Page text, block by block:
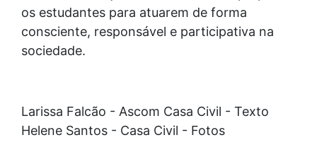
os estudantes para atuarem de forma
consciente, responsável e participativa na
sociedade.
Larissa Falcão - Ascom Casa Civil - Texto
Helene Santos - Casa Civil - Fotos